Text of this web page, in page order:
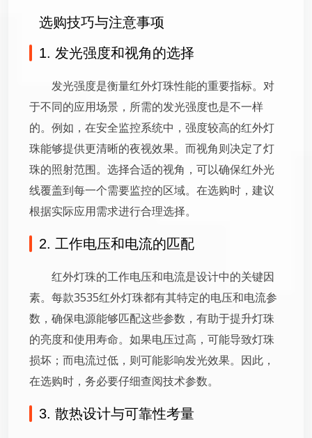
选购技巧与注意事项
1. 发光强度和视角的选择
发光强度是衡量红外灯珠性能的重要指标。对
于不同的应用场景，所需的发光强度也是不一样
的。例如，在安全监控系统中，强度较高的红外灯
珠能够提供更清晰的夜视效果。而视角则决定了灯
珠的照射范围。选择合适的视角，可以确保红外光
线覆盖到每一个需要监控的区域。在选购时，建议
根据实际应用需求进行合理选择。
2. 工作电压和电流的匹配
红外灯珠的工作电压和电流是设计中的关键因
素。每款3535红外灯珠都有其特定的电压和电流参
数，确保电源能够匹配这些参数，有助于提升灯珠
的亮度和使用寿命。如果电压过高，可能导致灯珠
损坏；而电流过低，则可能影响发光效果。因此，
在选购时，务必要仔细查阅技术参数。
3. 散热设计与可靠性考量